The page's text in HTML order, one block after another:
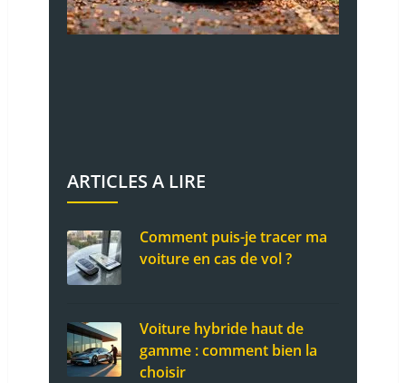
ARTICLES A LIRE
Comment puis-je tracer ma
voiture en cas de vol ?
Voiture hybride haut de
gamme : comment bien la
choisir